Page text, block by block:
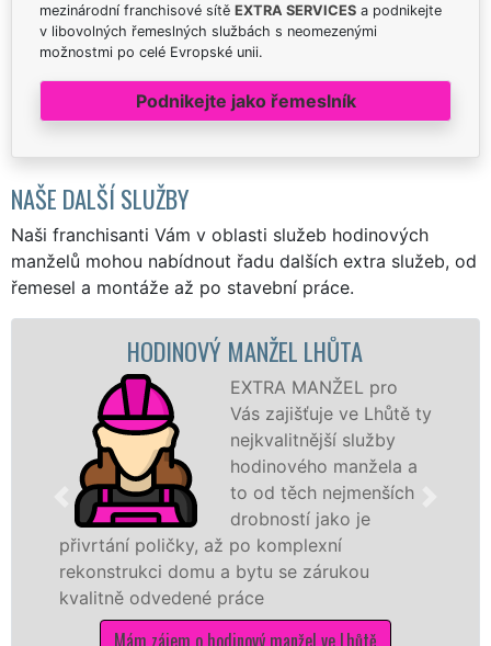
mezinárodní franchisové sítě EXTRA SERVICES a podnikejte
v libovolných řemeslných službách s neomezenými
možnostmi po celé Evropské unii.
Podnikejte jako řemeslník
NAŠE DALŠÍ SLUŽBY
Naši franchisanti Vám v oblasti služeb hodinových
manželů mohou nabídnout řadu dalších extra služeb, od
řemesel a montáže až po stavební práce.
HODINOVÝ MANŽEL LHŮTA
EXTRA MANŽEL pro
Vás zajišťuje ve Lhůtě ty
nejkvalitnější služby
hodinového manžela a
to od těch nejmenších
drobností jako je
přivrtání poličky, až po komplexní
rekonstrukci domu a bytu se zárukou
kvalitně odvedené práce
Mám zájem o hodinový manžel ve Lhůtě